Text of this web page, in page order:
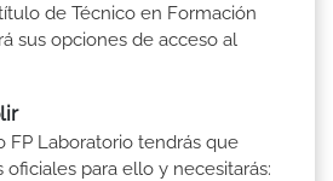
de Técnico en Formación
sus opciones de acceso al
FP Laboratorio tendrás que
para ello y necesitarás: